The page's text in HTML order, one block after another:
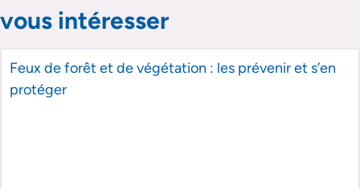
vous intéresser
Feux de forêt et de végétation : les prévenir et s’en
protéger